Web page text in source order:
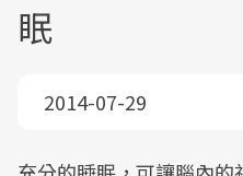
眠
2014-07-29